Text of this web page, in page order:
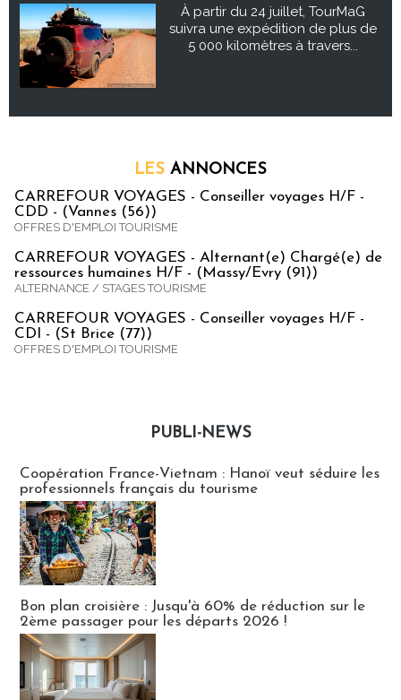
À partir du 24 juillet, TourMaG
suivra une expédition de plus de
5 000 kilomètres à travers...
LES ANNONCES
CARREFOUR VOYAGES - Conseiller voyages H/F -
CDD - (Vannes (56))
OFFRES D'EMPLOI TOURISME
CARREFOUR VOYAGES - Alternant(e) Chargé(e) de
ressources humaines H/F - (Massy/Evry (91))
ALTERNANCE / STAGES TOURISME
CARREFOUR VOYAGES - Conseiller voyages H/F -
CDI - (St Brice (77))
OFFRES D'EMPLOI TOURISME
PUBLI-NEWS
Coopération France-Vietnam : Hanoï veut séduire les
professionnels français du tourisme
Bon plan croisière : Jusqu'à 60% de réduction sur le
2ème passager pour les départs 2026 !